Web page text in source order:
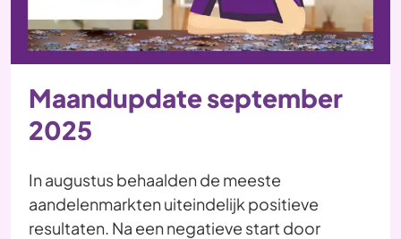
Maandupdate september
2025
In augustus behaalden de meeste
aandelenmarkten uiteindelijk positieve
resultaten. Na een negatieve start door